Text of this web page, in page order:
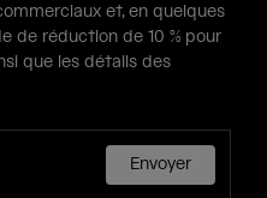
et, en quelques
de réduction de 10 % pour
que les détails des
Envoyer